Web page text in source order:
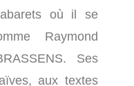
où il se
Raymond
Ses
aux textes